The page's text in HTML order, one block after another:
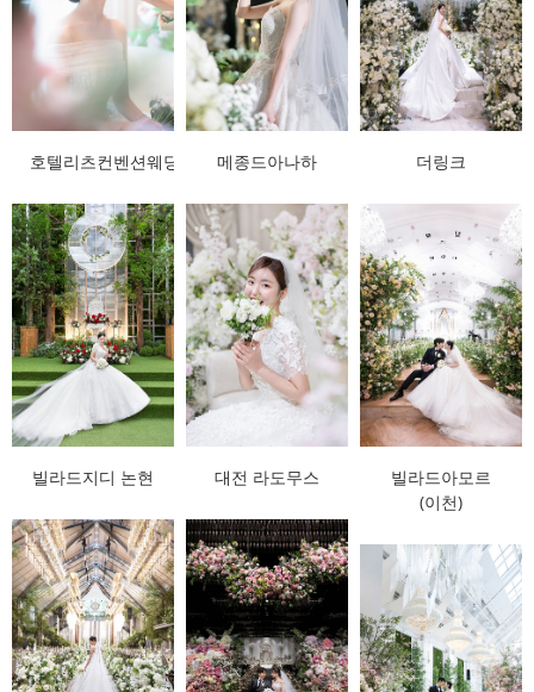
호텔리츠컨벤션웨딩 메종드아나하 더링크
빌라드지디 논현 대전 라도무스
빌라드아모르
(이천)